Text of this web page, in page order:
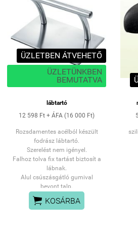
ÜZLETBEN ÁTVEHETŐ
ÜZLETÜNKBEN
BEMUTATVA
lábtartó
12 598 Ft + ÁFA (16 000 Ft)
Rozsdamentes acélból készült
fodrász lábtartó.
Szerelést nem igényel.
Falhoz tolva fix tartást biztosít a
lábnak.
Alul csúszásgátló gumival
bevont talp.
Talp Szélesség: 20,5cm
Talp Magasság: 1cm
 KOSÁRBA